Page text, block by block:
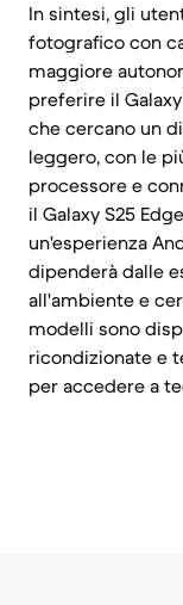
In sintesi, gli
fotografico con
maggiore
preferire il
che cercano un
leggero, con le
processore e
il Galaxy S25
un'esperienza
dipenderà dalle
all'ambiente e
modelli sono
ricondizionate e
per accedere a